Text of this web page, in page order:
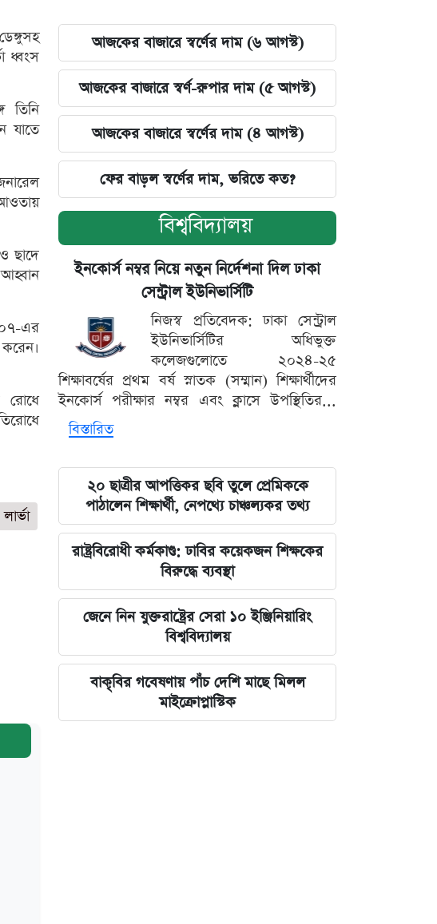
ধ্বংস
তিনি
যাতে
ছাদে
এর
রোধে
আজকের বাজারে স্বর্ণের দাম (৬ আগস্ট)
আজকের বাজারে স্বর্ণ-রুপার দাম (৫ আগস্ট)
আজকের বাজারে স্বর্ণের দাম (৪ আগস্ট)
ফের বাড়ল স্বর্ণের দাম, ভরিতে কত?
বিশ্ববিদ্যালয়
ইনকোর্স নম্বর নিয়ে নতুন নির্দেশনা দিল ঢাকা
সেন্ট্রাল ইউনিভার্সিটি
নিজস্ব প্রতিবেদক: ঢাকা সেন্ট্রাল
ইউনিভার্সিটির অধিভুক্ত
কলেজগুলোতে ২০২৪-২৫
শিক্ষাবর্ষের প্রথম বর্ষ স্নাতক (সম্মান) শিক্ষার্থীদের
ইনকোর্স পরীক্ষার নম্বর এবং ক্লাসে উপস্থিতির...
বিস্তারিত
২০ ছাত্রীর আপত্তিকর ছবি তুলে প্রেমিককে
পাঠালেন শিক্ষার্থী, নেপথ্যে চাঞ্চল্যকর তথ্য
রাষ্ট্রবিরোধী কর্মকাণ্ড: ঢাবির কয়েকজন শিক্ষকের
বিরুদ্ধে ব্যবস্থা
জেনে নিন যুক্তরাষ্ট্রের সেরা ১০ ইঞ্জিনিয়ারিং
বিশ্ববিদ্যালয়
বাকৃবির গবেষণায় পাঁচ দেশি মাছে মিলল
মাইক্রোপ্লাস্টিক